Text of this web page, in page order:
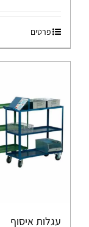
פרטים
עגלות איסוף